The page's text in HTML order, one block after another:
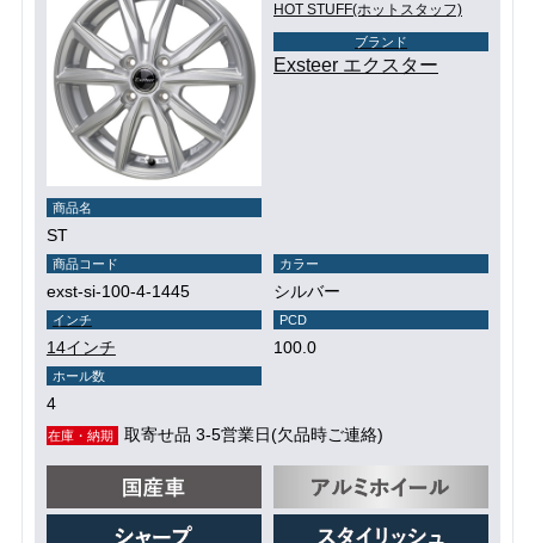
HOT STUFF(ホットスタッフ)
ブランド
Exsteer エクスター
商品名
ST
商品コード
exst-si-100-4-1445
カラー
シルバー
インチ
14インチ
PCD
100.0
ホール数
4
在庫・納期 取寄せ品 3-5営業日(欠品時ご連絡)